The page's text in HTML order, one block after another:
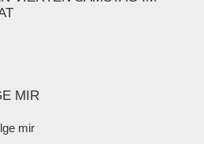
MIR
mir